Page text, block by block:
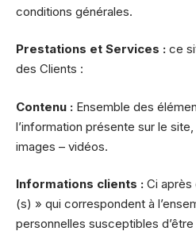
conditions générales.
Prestations et Services : ce
des Clients :
Contenu : Ensemble des
l’information présente sur le
images – vidéos.
Informations clients : Ci après
(s) » qui correspondent à
personnelles susceptibles